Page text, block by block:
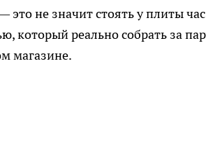
это не значит стоять у плиты
который реально собрать за
магазине.